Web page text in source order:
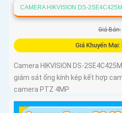
CAMERA HIKVISION DS-
Giá Bán:
Giá Khuyến Mại:
Camera HIKVISION DS-
giám sát ống kính kép kết hợp
camera PTZ 4MP